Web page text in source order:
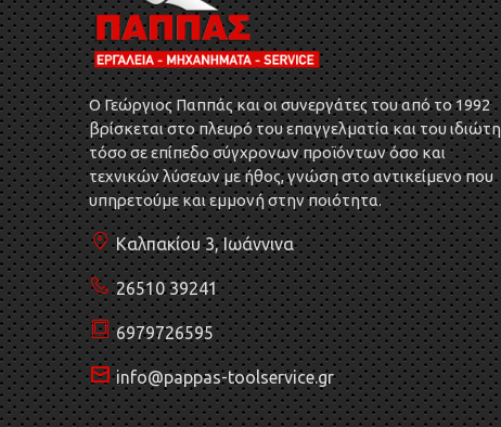
O Γεώργιος Παππάς και οι συνεργάτες του από το 1992
βρίσκεται στο πλευρό του επαγγελματία και του ιδιώτη
τόσο σε επίπεδο σύγχρονων προϊόντων όσο και
τεχνικών λύσεων με ήθος, γνώση στο αντικείμενο που
υπηρετούμε και εμμονή στην ποιότητα.
Καλπακίου 3, Ιωάννινα
26510 39241
6979726595
info@pappas-toolservice.gr